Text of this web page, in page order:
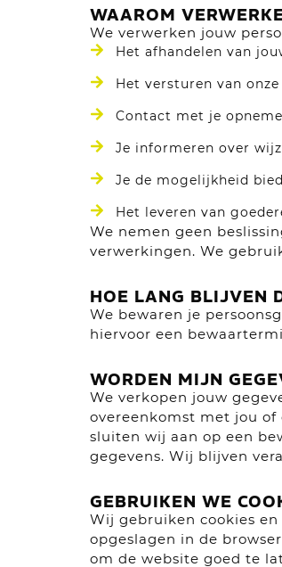
WAAROM
We verwerken jouw
Het afhandelen van
Het versturen van
Contact met je
Je informeren over
Je de mogelijkheid
Het leveren van
We nemen geen
verwerkingen. We
HOE LANG BLIJVEN
We bewaren je
hiervoor een
WORDEN MIJN
We verkopen jouw
overeenkomst met jou
sluiten wij aan op een
gegevens. Wij blijven
GEBRUIKEN WE
Wij gebruiken cookies
opgeslagen in de
om de website goed te